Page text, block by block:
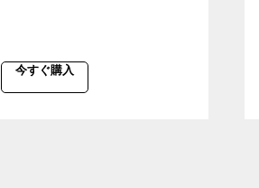
今すぐ購入